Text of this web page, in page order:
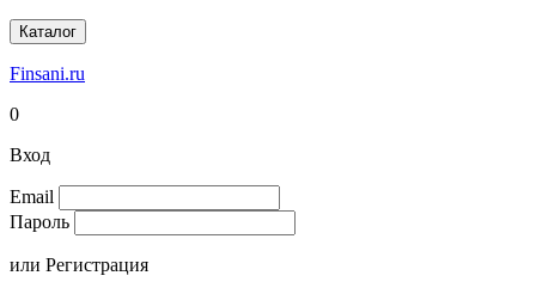
Каталог
Finsani.ru
0
Вход
Email
Пароль
или Регистрация